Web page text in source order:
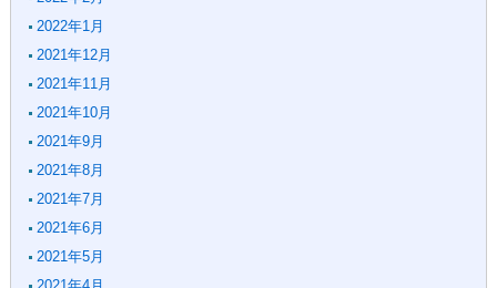
2022年1月
2021年12月
2021年11月
2021年10月
2021年9月
2021年8月
2021年7月
2021年6月
2021年5月